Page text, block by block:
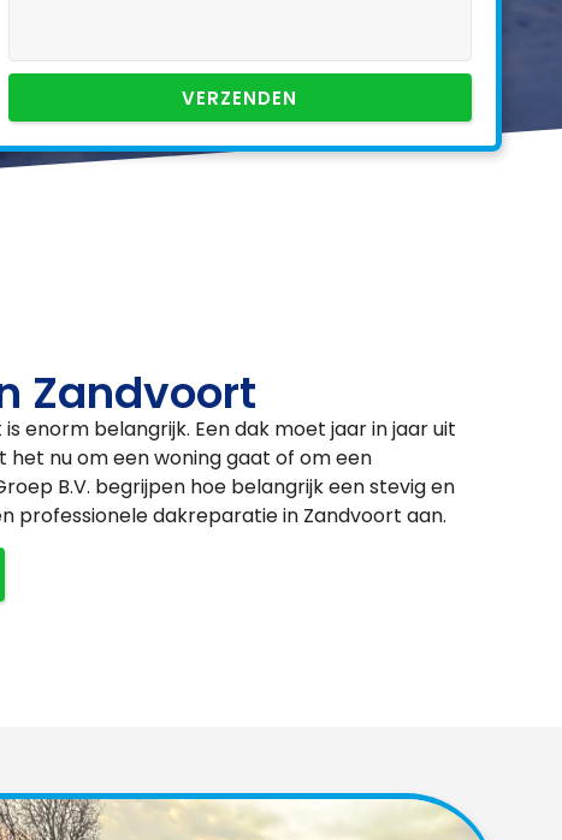
VERZENDEN
Zandvoort
enorm belangrijk. Een dak moet jaar in jaar uit
nu om een woning gaat of om een
B.V. begrijpen hoe belangrijk een stevig en
professionele dakreparatie in Zandvoort aan.